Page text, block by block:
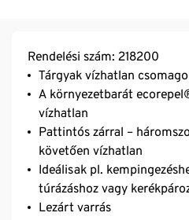
Rendelési szám: 218200
Tárgyak vízhatlan
A környezetbarát
vízhatlan
Pattintós zárral –
követően vízhatlan
Ideálisak pl.
túrázáshoz vagy
Lezárt varrás